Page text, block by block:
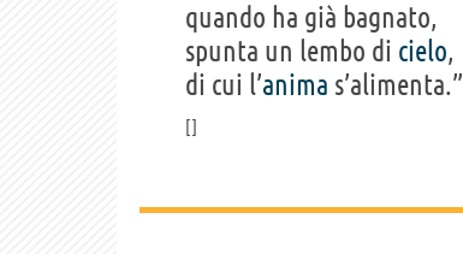
quando ha già bagnato,
spunta un lembo di cielo,
di cui l’anima s’alimenta.”